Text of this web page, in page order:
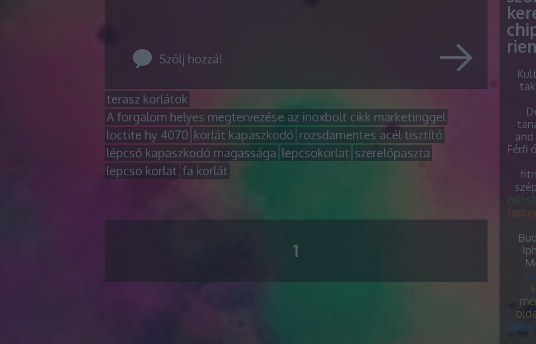
Szólj hozzá!
terasz korlátok
A forgalom helyes megtervezése az inoxbolt cikk marketinggel
loctite hy 4070 korlát kapaszkodó rozsdamentes acél tisztító
lépcső kapaszkodó magassága lepcsokorlat szerelőpaszta
lepcso korlat fa korlát
1
Férfi
női